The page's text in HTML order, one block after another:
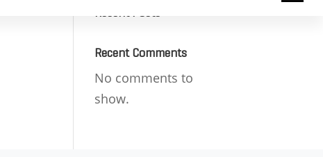
Recent Posts
Recent Comments
No comments to
show.